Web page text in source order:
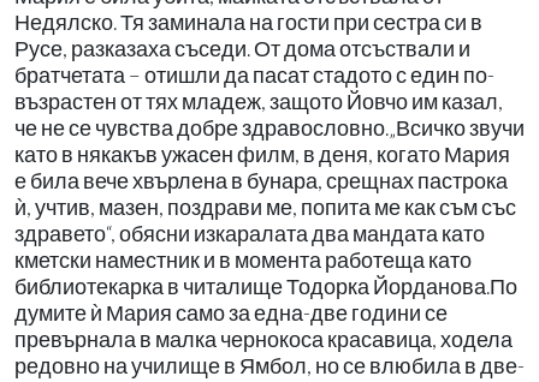
Недялско. Тя заминала на гости при сестра си в
Русе, разказаха съседи. От дома отсъствали и
братчетата – отишли да пасат стадото с един по-
възрастен от тях младеж, защото Йовчо им казал,
че не се чувства добре здравословно.„Всичко звучи
като в някакъв ужасен филм, в деня, когато Мария
е била вече хвърлена в бунара, срещнах пастрока
ѝ, учтив, мазен, поздрави ме, попита ме как съм със
здравето“, обясни изкаралата два мандата като
кметски наместник и в момента работеща като
библиотекарка в читалище Тодорка Йорданова.По
думите ѝ Мария само за една-две години се
превърнала в малка чернокоса красавица, ходела
редовно на училище в Ямбол, но се влюбила в две-